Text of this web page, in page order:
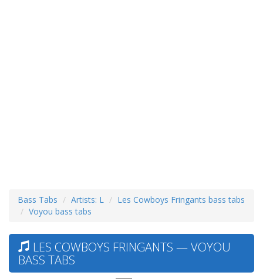
Bass Tabs Artists: L
Les Cowboys Fringants bass tabs
Voyou bass tabs
LES COWBOYS FRINGANTS — VOYOU
BASS TABS